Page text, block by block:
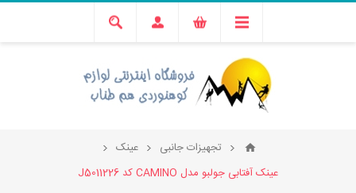
تجهیزات جانبی
عینک
عینک آفتابی جولبو مدل CAMINO کد J5011226